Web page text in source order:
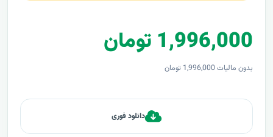
1,996,000 تومان
بدون مالیات 1,996,000 تومان
دانلود فوری